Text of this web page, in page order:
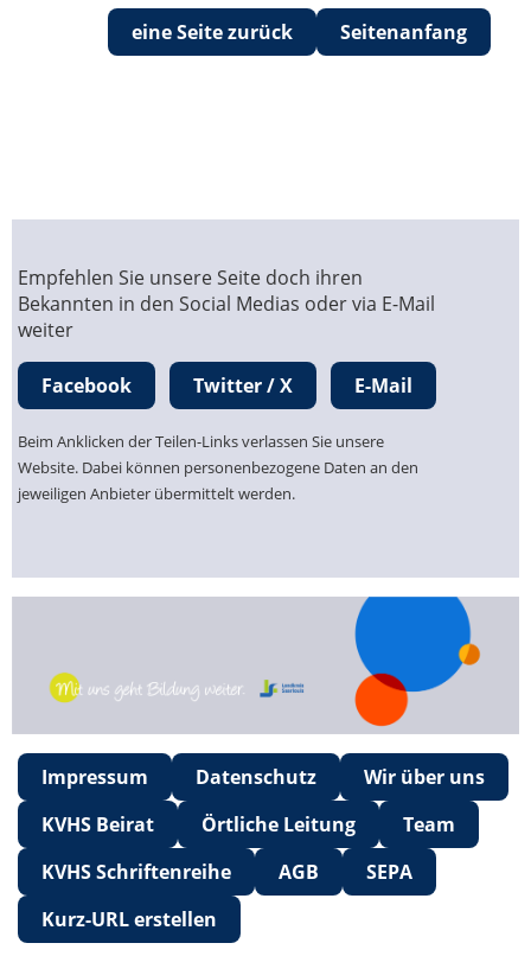
eine Seite zurück Seitenanfang
Empfehlen Sie unsere Seite doch ihren
Bekannten in den Social Medias oder via E-Mail
weiter
Facebook Twitter / X E-Mail
Beim Anklicken der Teilen-Links verlassen Sie unsere
Website. Dabei können personenbezogene Daten an den
jeweiligen Anbieter übermittelt werden.
Impressum Datenschutz
Wir über uns
KVHS Beirat
Örtliche Leitung
Team
KVHS Schriftenreihe
AGB
SEPA
Kurz-URL erstellen